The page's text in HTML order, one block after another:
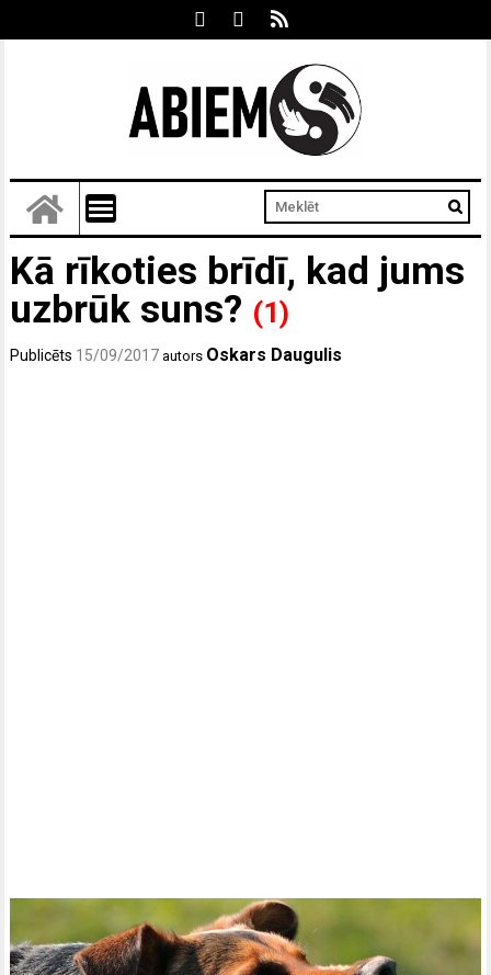
Kā rīkoties brīdī, kad jums
uzbrūk suns? (1)
Publicēts 15/09/2017 autors Oskars Daugulis